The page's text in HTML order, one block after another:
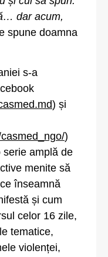
dar acum,
spune doamna
s-a
) și
)
serie amplă de
menite să
înseamnă
și cum
celor 16 zile,
tematice,
violenței,